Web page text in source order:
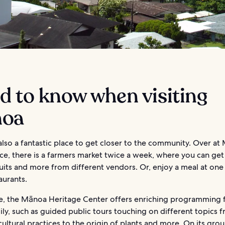
to know when visiting
a fantastic place to get closer to the community. Over at
there is a farmers market twice a week, where you can
and more from different vendors. Or, enjoy a meal at
the Mānoa Heritage Center offers enriching programming
such as guided public tours touching on different topics